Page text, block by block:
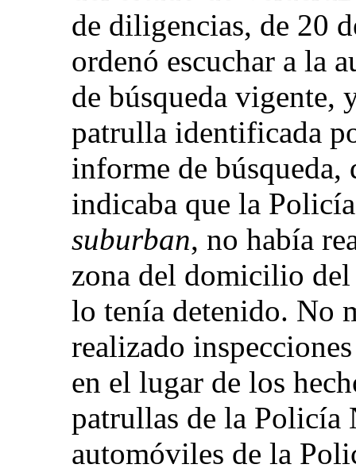
de diligencias, de 20
ordenó escuchar a la
de búsqueda vigente,
patrulla identificada
informe de búsqueda,
indicaba que la
suburban, no había
zona del domicilio
lo tenía detenido. No
realizado
en el lugar de los
patrullas de la Policía
automóviles de la